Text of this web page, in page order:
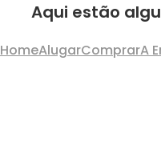
Aqui estão
HomeAlugarComprarA